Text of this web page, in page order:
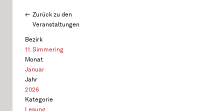
Zurück zu den
Veranstaltungen
Bezirk
11. Simmering
Monat
Januar
Jahr
2026
Kategorie
Lesung